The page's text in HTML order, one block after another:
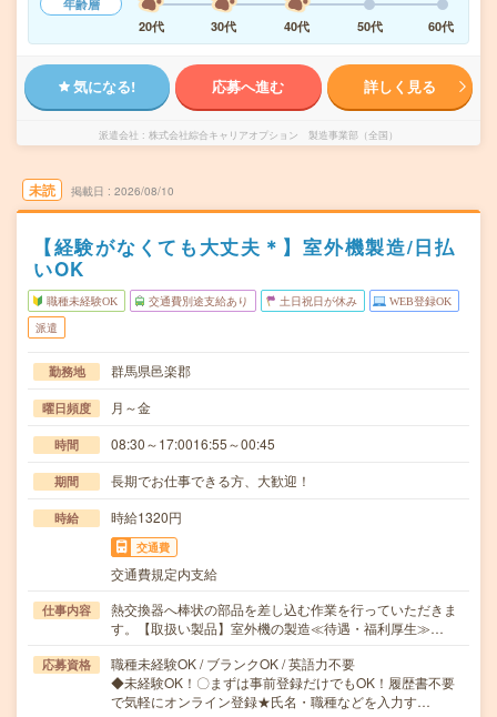
年齢層
20代
30代 40代 50代 60代
気になる! 応募へ進む 詳しく見る
派遣会社 株式会社綜合キャリアオプション 製造事業部（全国）
未読 掲載日 2026/08/10
【経験がなくても大丈夫＊】室外機製造/日払
いOK
職種未経験OK 交通費別途支給あり 土日祝日が休み WEB登録OK
派遣
勤務地 群馬県邑楽郡
曜日頻度 月～金
時間 08:30～17:0016:55～00:45
期間 長期でお仕事できる方、大歓迎！
時給 時給1320円
交通費
交通費規定内支給
仕事内容
熱交換器へ棒状の部品を差し込む作業を行っていただきま
す。【取扱い製品】室外機の製造≪待遇・福利厚生≫…
応募資格
職種未経験OK / ブランクOK / 英語力不要
◆未経験OK！〇まずは事前登録だけでもOK！履歴書不要
で気軽にオンライン登録★氏名・職種などを入力す…